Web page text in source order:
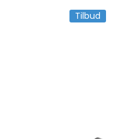
Tilbud